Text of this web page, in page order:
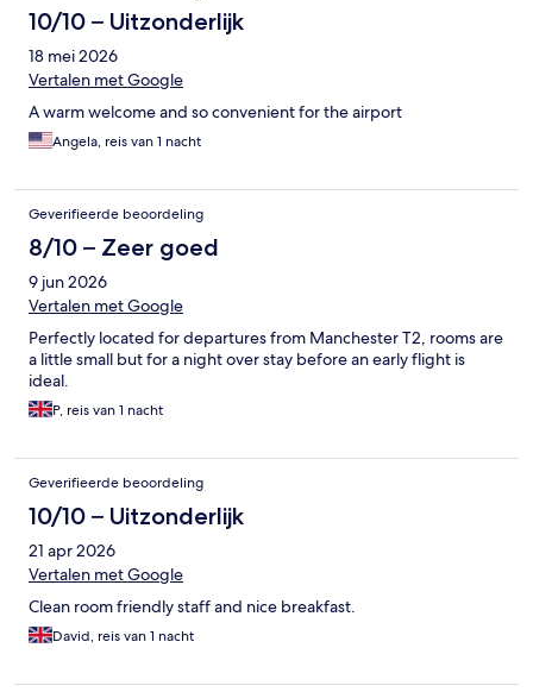
10/10 – Uitzonderlijk
18 mei 2026
Vertalen met Google
A warm welcome and so convenient for the airport
Angela, reis van 1 nacht
Geverifieerde beoordeling
8/10 – Zeer goed
9 jun 2026
Vertalen met Google
Perfectly located for departures from Manchester T2, rooms are
a little small but for a night over stay before an early flight is
ideal.
P, reis van 1 nacht
Geverifieerde beoordeling
10/10 – Uitzonderlijk
21 apr 2026
Vertalen met Google
Clean room friendly staff and nice breakfast.
David, reis van 1 nacht